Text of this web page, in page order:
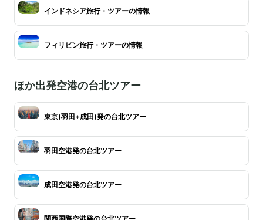
インドネシア旅行・ツアーの情報
フィリピン旅行・ツアーの情報
ほか出発空港の台北ツアー
東京(羽田+成田)発の台北ツアー
羽田空港発の台北ツアー
成田空港発の台北ツアー